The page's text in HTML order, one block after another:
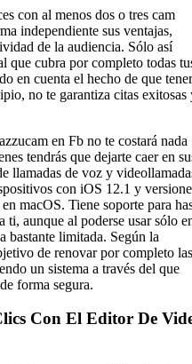
con al menos dos o tres cam
independiente sus ventajas,
de la audiencia. Sólo así
que cubra por completo todas
en cuenta el hecho de que tener
no te garantiza citas exitosas
en Fb no te costará nada
tendrás que dejarte caer en
llamadas de voz y
con iOS 12.1 y
macOS. Tiene soporte para
ti, aunque al poderse usar sólo
bastante limitada. Según la
de renovar por completo las
un sistema a través del que
forma segura.
Con El Editor De